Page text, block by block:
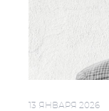
13 ЯНВАРЯ 2026